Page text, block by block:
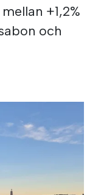
+1,2%
och